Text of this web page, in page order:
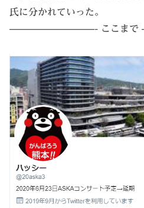
氏に分かれていった。
—————————- ここま